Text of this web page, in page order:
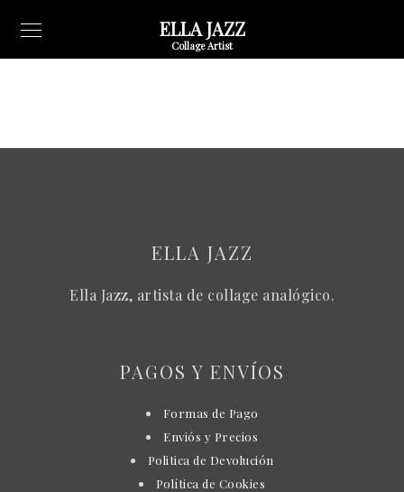
ELLA JAZZ
Collage Artist
ELLA JAZZ
Ella Jazz, artista de collage analógico.
PAGOS Y ENVÍOS
Formas de Pago
Enviós y Precios
Politica de Devolución
Política de Cookies